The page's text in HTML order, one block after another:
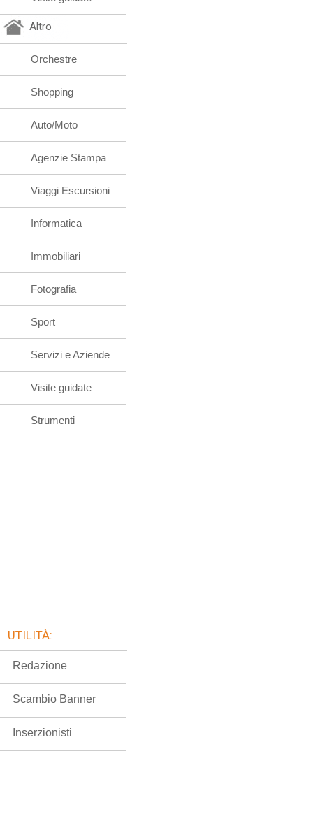
Altro
Orchestre
Shopping
Auto/Moto
Agenzie Stampa
Viaggi Escursioni
Informatica
Immobiliari
Fotografia
Sport
Servizi e Aziende
Visite guidate
Strumenti
UTILITÀ:
Redazione
Scambio Banner
Inserzionisti